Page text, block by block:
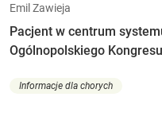
Emil Zawieja
Pacjent w centrum
Ogólnopolskiego
Informacje dla chorych